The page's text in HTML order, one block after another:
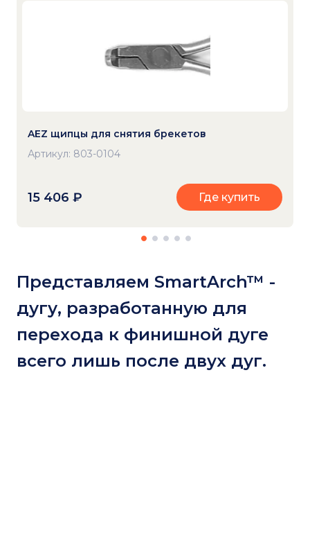
AEZ щипцы для снятия брекетов
Артикул: 803-0104
15 406 ₽ Где купить
Представляем SmartArch™ -
дугу, разработанную для
перехода к финишной дуге
всего лишь после двух дуг.